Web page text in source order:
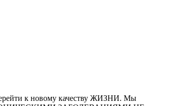
к новому качеству ЖИЗНИ. Мы